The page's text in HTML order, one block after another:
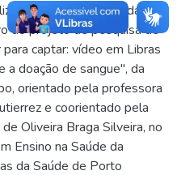
como material didático
do projeto de pesquisa de
captar: vídeo em Libras
a doação de sangue", da
orientado pela professora
e coorientado pela
Oliveira Braga Silveira, no
Ensino na Saúde da
da Saúde de Porto